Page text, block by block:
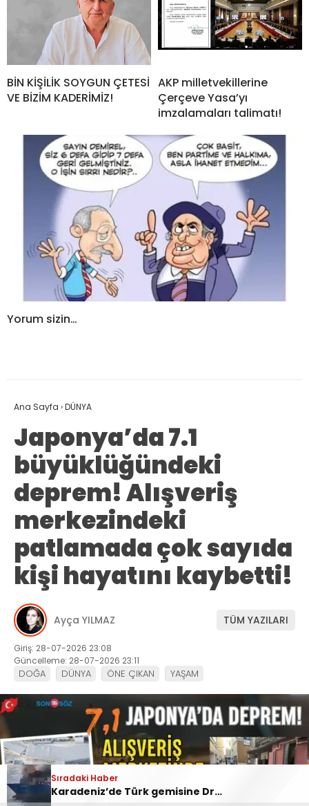
Sıradaki Haber
Karadeniz’de Türk gemisine Dron saldırısı!
BİN KİŞİLİK SOYGUN ÇETESİ
VE BİZİM KADERİMİZ!
AKP milletvekillerine
Çerçeve Yasa’yı
imzalamaları talimatı!
Yorum sizin…
Ana Sayfa ›DÜNYA
Japonya’da 7.1
büyüklüğündeki
deprem! Alışveriş
merkezindeki
patlamada çok sayıda
kişi hayatını kaybetti!
Ayça YILMAZ TÜM YAZILARI
Giriş: 28-07-2026 23:08
Güncelleme: 28-07-2026 23:11
DOĞA DÜNYA ÖNE ÇIKAN YAŞAM